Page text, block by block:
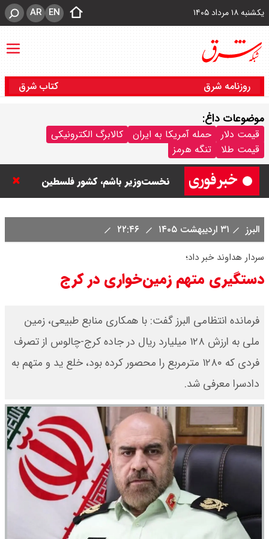
یکشنبه ۱۸ مرداد ۱۴۰۵ EN
AR
روزنامه شرق کتاب شرق
موضوعات داغ:
قیمت دلار حمله آمریکا به ایران
کالابرگ الکترونیکی
قیمت طلا
تنگه هرمز
نتانیاهو: تا زمان خلع سلاح حماس از
غزه خارج نمی‌شویم / تا زمانی که
نخست‌وزیر باشم، کشور فلسطین
ورزشگاه آزادی به نیم فصل اول لیگ
سنتی جمهوری‌خواهان را از دست می
دهد؟
یک ادعا: برخی مالکان اجاره بها را ۶۰
درصد افزایش می دهند
البرز ۳۱ اردیبهشت ۱۴۰۵
سردار هداوند خبر داد؛
دستگیری متهم زمین‌خواری در کرج
فرمانده انتظامی البرز گفت: با همکاری منابع طبیعی، زمین
ملی به ارزش ۱۲۸ میلیارد ریال در جاده کرج-چالوس از تصرف
فردی که ۱۲۸۰ مترمربع را محصور کرده بود، خلع ید و متهم به
دادسرا معرفی شد.